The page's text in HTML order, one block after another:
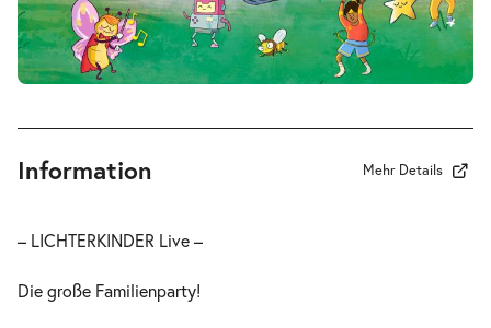
Information Mehr Details
– LICHTERKINDER Live –
Die große Familienparty!